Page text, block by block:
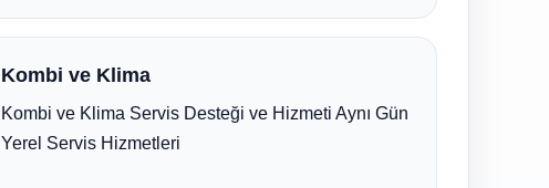
Kombi ve Klima
Kombi ve Klima Servis Desteği ve Hizmeti Aynı Gün
Yerel Servis Hizmetleri